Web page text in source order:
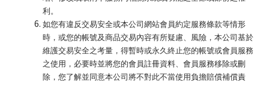
利。
如您有違反交易安全或本公司網站會員約定服務條款等情形
時，或您的帳號及商品交易內容有所疑慮、風險，本公司基於
維護交易安全之考量，得暫時或永久終止您的帳號或會員服務
之使用，必要時並將您的會員註冊資料、會員服務移除或刪
除，您了解並同意本公司將不對此不當使用負擔賠償補償責